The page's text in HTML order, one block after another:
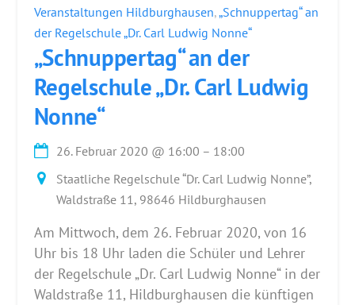
Veranstaltungen Hildburghausen,„Schnuppertag“ an
der Regelschule „Dr. Carl Ludwig Nonne“
„Schnuppertag“ an der
Regelschule „Dr. Carl Ludwig
Nonne“
26. Februar 2020 @ 16:00 – 18:00
Staatliche Regelschule “Dr. Carl Ludwig Nonne”,
Waldstraße 11, 98646 Hildburghausen
Am Mittwoch, dem 26. Februar 2020, von 16
Uhr bis 18 Uhr laden die Schüler und Lehrer
der Regelschule „Dr. Carl Ludwig Nonne“ in der
Waldstraße 11, Hildburghausen die künftigen